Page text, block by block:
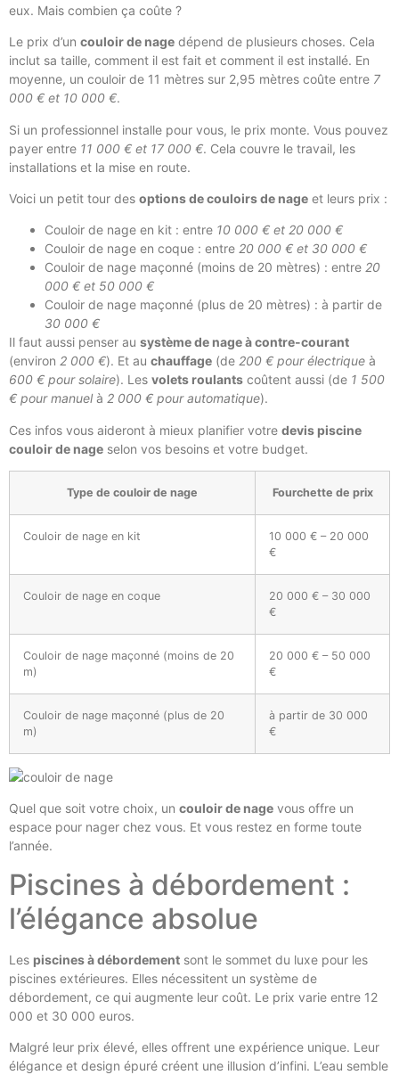
eux. Mais combien ça coûte ?
Le prix d’un couloir de nage dépend de plusieurs choses. Cela
inclut sa taille, comment il est fait et comment il est installé. En
moyenne, un couloir de 11 mètres sur 2,95 mètres coûte entre 7
000 € et 10 000 €.
Si un professionnel installe pour vous, le prix monte. Vous pouvez
payer entre 11 000 € et 17 000 €. Cela couvre le travail, les
installations et la mise en route.
Voici un petit tour des options de couloirs de nage et leurs prix :
Couloir de nage en kit : entre 10 000 € et 20 000 €
Couloir de nage en coque : entre 20 000 € et 30 000 €
Couloir de nage maçonné (moins de 20 mètres) : entre 20
000 € et 50 000 €
Couloir de nage maçonné (plus de 20 mètres) : à partir de
30 000 €
Il faut aussi penser au système de nage à contre-courant
(environ 2 000 €). Et au chauffage (de 200 € pour électrique à
600 € pour solaire). Les volets roulants coûtent aussi (de 1 500
€ pour manuelà 2 000 € pour automatique).
Ces infos vous aideront à mieux planifier votre devis piscine
couloir de nage selon vos besoins et votre budget.
Type de couloir de nage Fourchette de prix
Couloir de nage en kit
10 000 € – 20 000
€
Couloir de nage en coque
20 000 € – 30 000
€
Couloir de nage maçonné (moins de 20
m)
20 000 € – 50 000
€
Couloir de nage maçonné (plus de 20
m)
à partir de 30 000
€
Quel que soit votre choix, un couloir de nage vous offre un
espace pour nager chez vous. Et vous restez en forme toute
l’année.
Piscines à débordement :
l’élégance absolue
Les piscines à débordement sont le sommet du luxe pour les
piscines extérieures. Elles nécessitent un système de
débordement, ce qui augmente leur coût. Le prix varie entre 12
000 et 30 000 euros.
Malgré leur prix élevé, elles offrent une expérience unique. Leur
élégance et design épuré créent une illusion d’infini. L’eau semble